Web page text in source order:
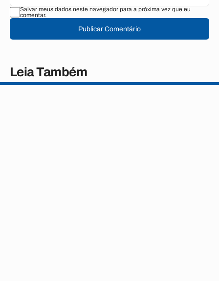
Salvar meus dados neste navegador para a próxima vez que eu
comentar.
Publicar Comentário
Leia Também